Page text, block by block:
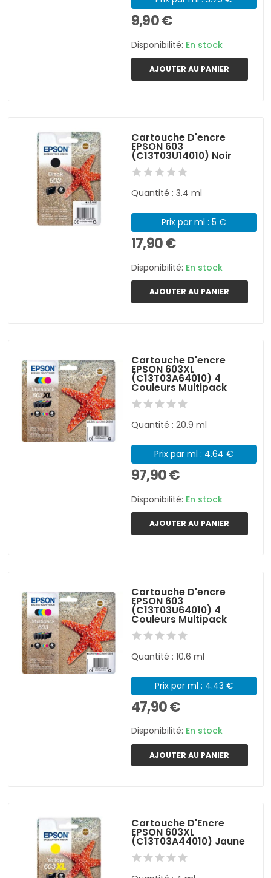
9,90 €
Disponibilité: En stock
AJOUTER AU PANIER
Cartouche D'encre
EPSON 603
(C13T03U14010) Noir
Quantité : 3.4 ml
Prix par ml : 5 €
17,90 €
Disponibilité: En stock
AJOUTER AU PANIER
Cartouche D'encre
EPSON 603XL
(C13T03A64010) 4
Couleurs Multipack
Quantité : 20.9 ml
Prix par ml : 4.64 €
97,90 €
Disponibilité: En stock
AJOUTER AU PANIER
Cartouche D'encre
EPSON 603
(C13T03U64010) 4
Couleurs Multipack
Quantité : 10.6 ml
Prix par ml : 4.43 €
47,90 €
Disponibilité: En stock
AJOUTER AU PANIER
Cartouche D'Encre
EPSON 603XL
(C13T03A44010) Jaune